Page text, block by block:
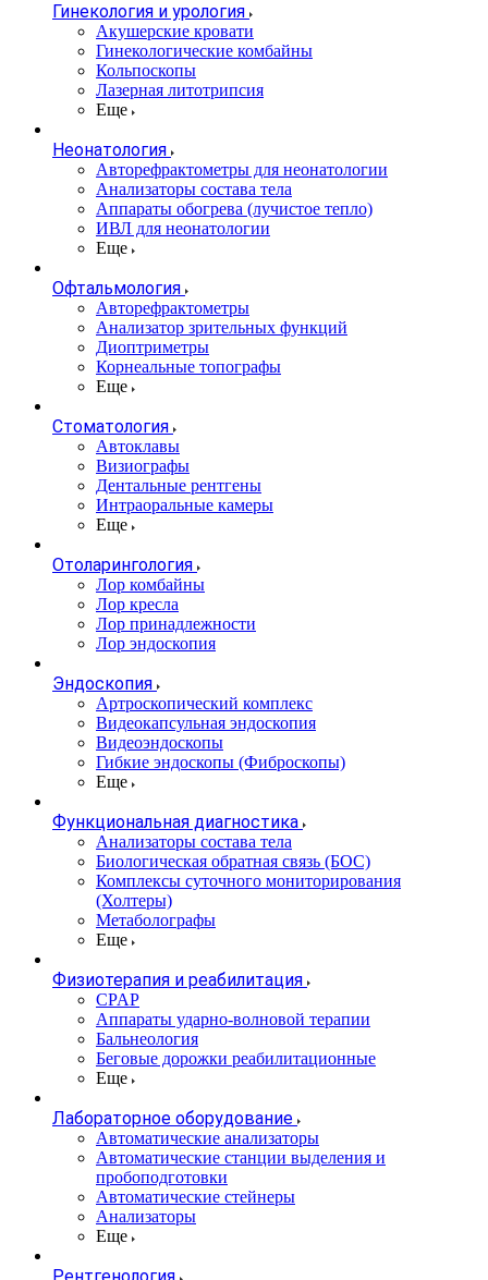
Гинекология и урология
Акушерские кровати
Гинекологические комбайны
Кольпоскопы
Лазерная литотрипсия
Еще
Неонатология
Авторефрактометры для неонатологии
Анализаторы состава тела
Аппараты обогрева (лучистое тепло)
ИВЛ для неонатологии
Еще
Офтальмология
Авторефрактометры
Анализатор зрительных функций
Диоптриметры
Корнеальные топографы
Еще
Стоматология
Автоклавы
Визиографы
Дентальные рентгены
Интраоральные камеры
Еще
Отоларингология
Лор комбайны
Лор кресла
Лор принадлежности
Лор эндоскопия
Эндоскопия
Артроскопический комплекс
Видеокапсульная эндоскопия
Видеоэндоскопы
Гибкие эндоскопы (Фиброcкопы)
Еще
Функциональная диагностика
Анализаторы состава тела
Биологическая обратная связь (БОС)
Комплексы суточного мониторирования
(Холтеры)
Метаболографы
Еще
Физиотерапия и реабилитация
CPAP
Аппараты ударно-волновой терапии
Бальнеология
Беговые дорожки реабилитационные
Еще
Лабораторное оборудование
Автоматические анализаторы
Автоматические станции выделения и
пробоподготовки
Автоматические стейнеры
Анализаторы
Еще